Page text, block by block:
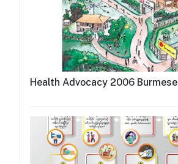
Health Advocacy 2006 Burmese